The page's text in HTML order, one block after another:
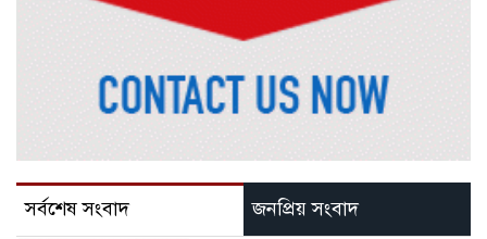
সর্বশেষ সংবাদ জনপ্রিয় সংবাদ